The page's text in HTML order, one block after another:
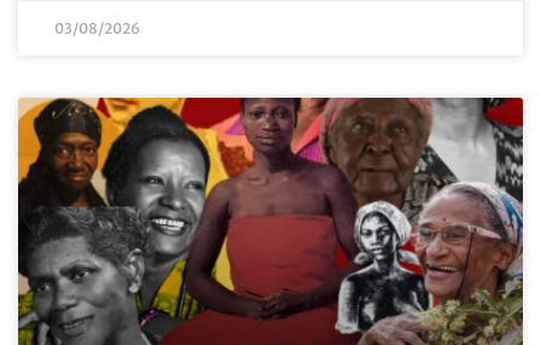
03/08/2026